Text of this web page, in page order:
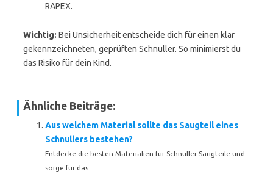
RAPEX.
Wichtig: Bei Unsicherheit entscheide dich für einen klar
gekennzeichneten, geprüften Schnuller. So minimierst du
das Risiko für dein Kind.
Ähnliche Beiträge:
Aus welchem Material sollte das Saugteil eines
Schnullers bestehen?
Entdecke die besten Materialien für Schnuller-Saugteile und
sorge für das...